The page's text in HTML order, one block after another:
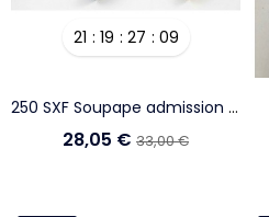
21 19 27 08
250 SXF Soupape admission ACIER
28,05 € 33,00 €